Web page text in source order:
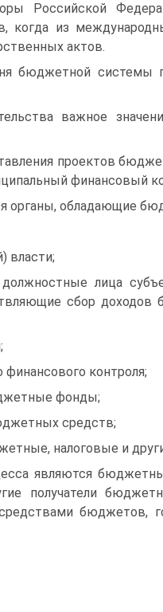
Российской
когда из
актов.
бюджетной системы
важное
проектов
финансовый
органы, обладаю­щие
власти;
лица
сбор доходов
финансового контроля;
фонды;
средств;
налого­вые и
являются
получатели
бюджетов,